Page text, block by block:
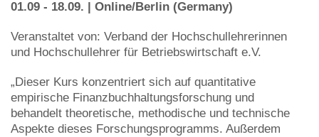
01.09 - 18.09. | Online/Berlin (Germany)
Veranstaltet von: Verband der Hochschullehrerinnen
und Hochschullehrer für Betriebswirtschaft e.V.
„Dieser Kurs konzentriert sich auf quantitative
empirische Finanzbuchhaltungsforschung und
behandelt theoretische, methodische und technische
Aspekte dieses Forschungsprogramms. Außerdem